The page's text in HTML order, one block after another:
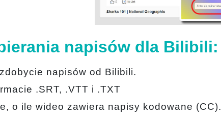
napisów dla Bilibili:
napisów od Bilibili.
.SRT, .VTT i .TXT
o ile wideo zawiera napisy kodowane (CC).